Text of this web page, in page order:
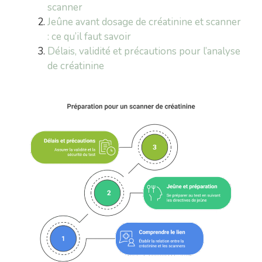
scanner
Jeûne avant dosage de créatinine et scanner
: ce qu’il faut savoir
Délais, validité et précautions pour l’analyse
de créatinine